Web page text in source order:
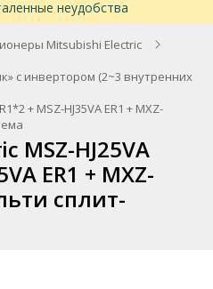
неудобства
Mitsubishi Electric
с инвертором (2~3 внутренних
+ MSZ-HJ35VA ER1 + MXZ-
MSZ-HJ25VA
ER1 + MXZ-
сплит-